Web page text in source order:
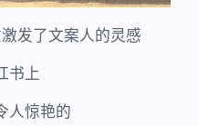
发了文案人的灵感
书上
人惊艳的